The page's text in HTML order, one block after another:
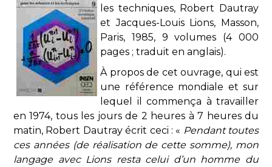
les techniques, Robert Dautray
et Jacques-Louis Lions, Masson,
Paris, 1985, 9 volumes (4 000
pages ; traduit en anglais).
À propos de cet ouvrage, qui est
une référence mondiale et sur
lequel il commença à travailler
en 1974, tous les jours de 2 heures à 7 heures du
matin, Robert Dautray écrit ceci : « Pendant toutes
ces années (de réalisation de cette somme), mon
langage avec Lions resta celui d’un homme du